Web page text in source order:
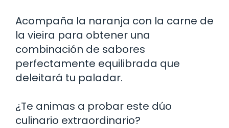
Acompaña la naranja con la carne de
la vieira para obtener una
combinación de sabores
perfectamente equilibrada que
deleitará tu paladar.
¿Te animas a probar este dúo
culinario extraordinario?